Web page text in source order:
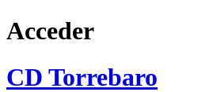
Acceder
CD Torrebaro